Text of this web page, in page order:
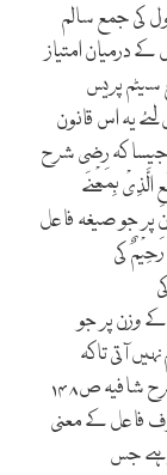
کی جمع سالم
درمیان امتیاز
ص ۹۸ طبع سیٹم پریس
یہ اس قانون
کہ رضی شرح
بِمَعْنَے
پر جو صیغہ فاعل
کی
وزن پر جو
آتی تاکہ
دونوں کے درمیان فرق باقی رہے۔ (انتہیٰ) (رضی شرح شافیہ ص۱۴۸
فاعل کے معنی
ہے جس